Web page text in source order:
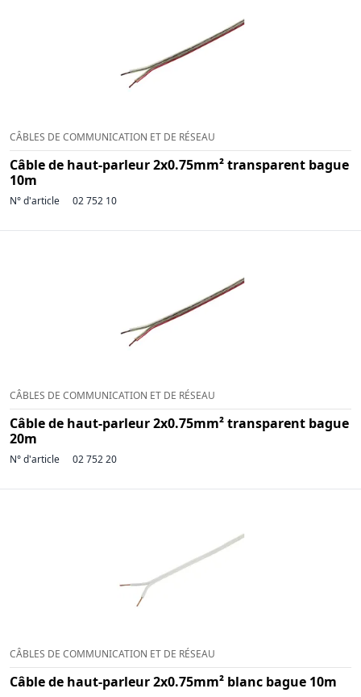
CÂBLES DE COMMUNICATION ET DE RÉSEAU
Câble de haut-parleur 2x0.75mm² transparent bague
10m
N° d'article 02 752 10
CÂBLES DE COMMUNICATION ET DE RÉSEAU
Câble de haut-parleur 2x0.75mm² transparent bague
20m
N° d'article 02 752 20
CÂBLES DE COMMUNICATION ET DE RÉSEAU
Câble de haut-parleur 2x0.75mm² blanc bague 10m